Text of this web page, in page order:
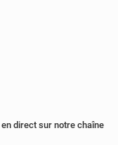
direct sur notre chaîne